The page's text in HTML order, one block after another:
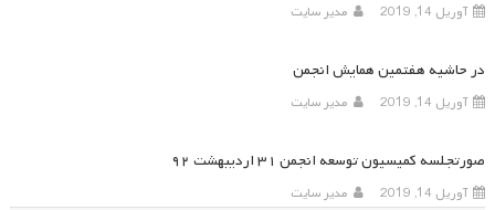
آوریل 14, 2019 مدیر سایت
در حاشیه هفتمین همایش انجمن
آوریل 14, 2019 مدیر سایت
صورتجلسه کمیسیون توسعه انجمن ۳۱ اردیبهشت ۹۲
آوریل 14, 2019 مدیر سایت